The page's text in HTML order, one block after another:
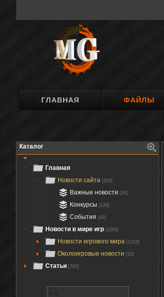
ГЛАВНАЯ ФАЙЛЫ
Каталог
Главная
Новости сайта [202]
Важные новости [34]
Конкурсы [126]
События [42]
Новости в мире игр [1265]
Новости игрового мира [1212]
Околоигровые новости [53]
Статьи [761]